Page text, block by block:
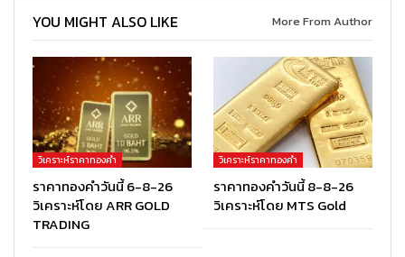
YOU MIGHT ALSO LIKE More From Author
วิเคราะห์ราคาทองคำ
ราคาทองคำวันนี้ 6-8-26
วิเคราะห์โดย ARR GOLD
TRADING
วิเคราะห์ราคาทองคำ
ราคาทองคำวันนี้ 8-8-26
วิเคราะห์โดย MTS Gold